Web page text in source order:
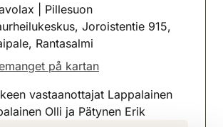
| Pillesuon
Joroistentie 915,
Rantasalmi
på kartan
välilehteen)
vastaanottajat Lappalainen
Olli ja Pätynen Erik